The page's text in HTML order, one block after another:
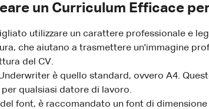
un Curriculum Efficace
utilizzare un carattere professionale e
che aiutano a trasmettere un'immagine
del CV.
è quello standard, ovvero A4.
qualsiasi datore di lavoro.
font, è raccomandato un font di